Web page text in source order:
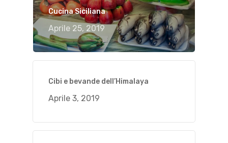
Cucina Siciliana
Aprile 25, 2019
Cibi e bevande dell’Himalaya
Aprile 3, 2019